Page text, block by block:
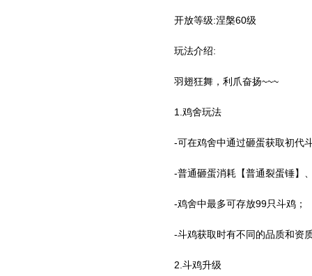
开放等级:涅槃60级
玩法介绍:
羽翅狂舞，利爪奋扬~~~
1.鸡舍玩法
-可在鸡舍中通过砸蛋获取初代
-普通砸蛋消耗【普通裂蛋锤】
-鸡舍中最多可存放99只斗鸡；
-斗鸡获取时有不同的品质和资
2.斗鸡升级